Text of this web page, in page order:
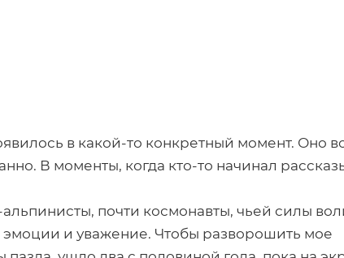
в какой-то конкретный момент. Оно
В моменты, когда кто-то начинал
, почти космонавты, чьей силы
и уважение. Чтобы разворошить мое